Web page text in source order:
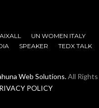
AIXALL
UN WOMEN ITALY
SPEAKER
TEDX TALK
Web Solutions.All Rights
POLICY